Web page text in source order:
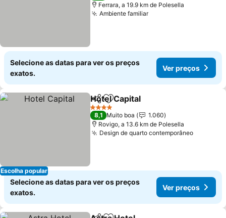
Ferrara, a 19.9 km de Polesella
Ambiente familiarVer preços
Selecione as datas para ver os preços
exatos.
Ver preços
Escolha popular
PartilharAdicionar aos favoritos
Hotel Capital
4 Estrelas
8,1 Muito boa
1.060
Rovigo, a 13.6 km de Polesella
Design de quarto contemporâneoVer
Selecione as datas para ver os preços
exatos.
Ver preços